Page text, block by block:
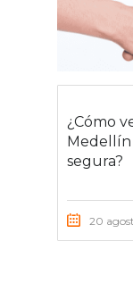
¿Cómo
Medellín
segura?
20